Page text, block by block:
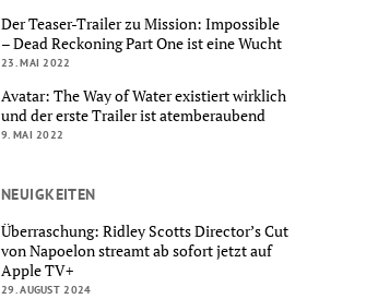
Der Teaser-Trailer zu Mission: Impossible
– Dead Reckoning Part One ist eine Wucht
23. MAI 2022
Avatar: The Way of Water existiert wirklich
und der erste Trailer ist atemberaubend
9. MAI 2022
NEUIGKEITEN
Überraschung: Ridley Scotts Director’s Cut
von Napoelon streamt ab sofort jetzt auf
Apple TV+
29. AUGUST 2024